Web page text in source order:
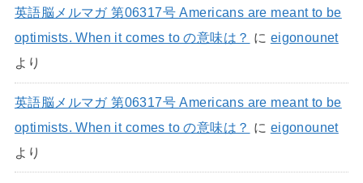
英語脳メルマガ 第06317号 Americans are meant to be
optimists. When it comes to の意味は？ に eigonounet
より
英語脳メルマガ 第06317号 Americans are meant to be
optimists. When it comes to の意味は？ に eigonounet
より